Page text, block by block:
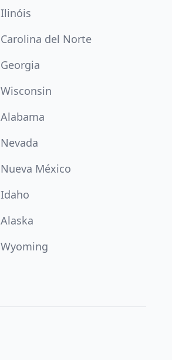
Ilinóis
Carolina del Norte
Georgia
Wisconsin
Alabama
Nevada
Nueva México
Idaho
Alaska
Wyoming